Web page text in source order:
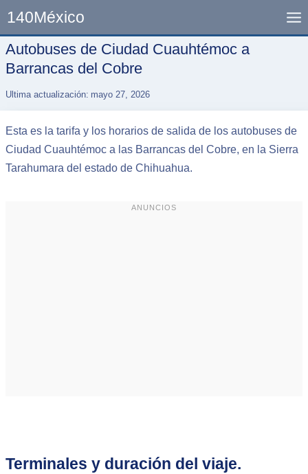
content
140México
Autobuses de Ciudad Cuauhtémoc a
Barrancas del Cobre
Ultima actualización: mayo 27, 2026
Esta es la tarifa y los horarios de salida de los autobuses de
Ciudad Cuauhtémoc a las Barrancas del Cobre, en la Sierra
Tarahumara del estado de Chihuahua.
ANUNCIOS
Terminales y duración del viaje.